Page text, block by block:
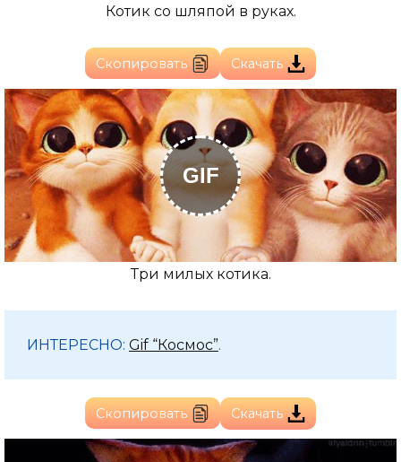
Котик со шляпой в руках.
Скопировать Скачать
GIF
Три милых котика.
ИНТЕРЕСНО: Gif “Космос”.
Скопировать Скачать